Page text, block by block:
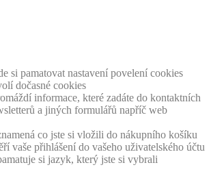
si pamatovat nastavení povelení cookies
dočasné cookies
informace, které zadáte do kontaktních
a jiných formulářů napříč web
co jste si vložili do nákupního košíku
vaše přihlášení do vašeho uživatelského účtu
si jazyk, který jste si vybrali